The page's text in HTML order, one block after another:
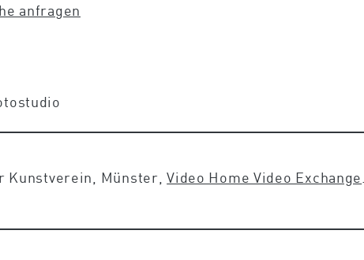
anfragen
Kunstverein, Münster,Video Home Video Exchange